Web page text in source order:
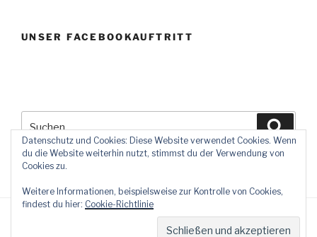
UNSER FACEBOOKAUFTRITT
nach:
Stolz präsentiert von WordPress
Datenschutz und Cookies: Diese Website verwendet Cookies. Wenn
du die Website weiterhin nutzt, stimmst du der Verwendung von
Cookies zu.
Weitere Informationen, beispielsweise zur Kontrolle von Cookies,
findest du hier: Cookie-Richtlinie